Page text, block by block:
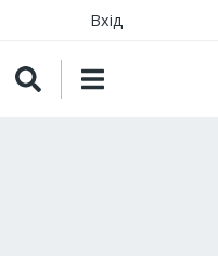
Вхід